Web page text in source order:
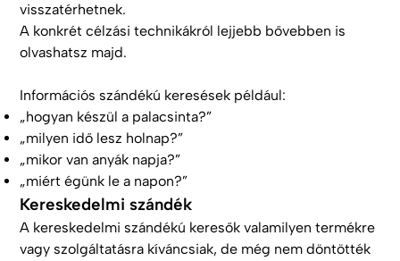
visszatérhetnek.
A konkrét célzási technikákról lejjebb bővebben is
olvashatsz majd.
Információs szándékú keresések például:
„hogyan készül a palacsinta?”
„milyen idő lesz holnap?”
„mikor van anyák napja?”
„miért égünk le a napon?”
Kereskedelmi szándék
A kereskedelmi szándékú keresők valamilyen termékre
vagy szolgáltatásra kíváncsiak, de még nem döntötték